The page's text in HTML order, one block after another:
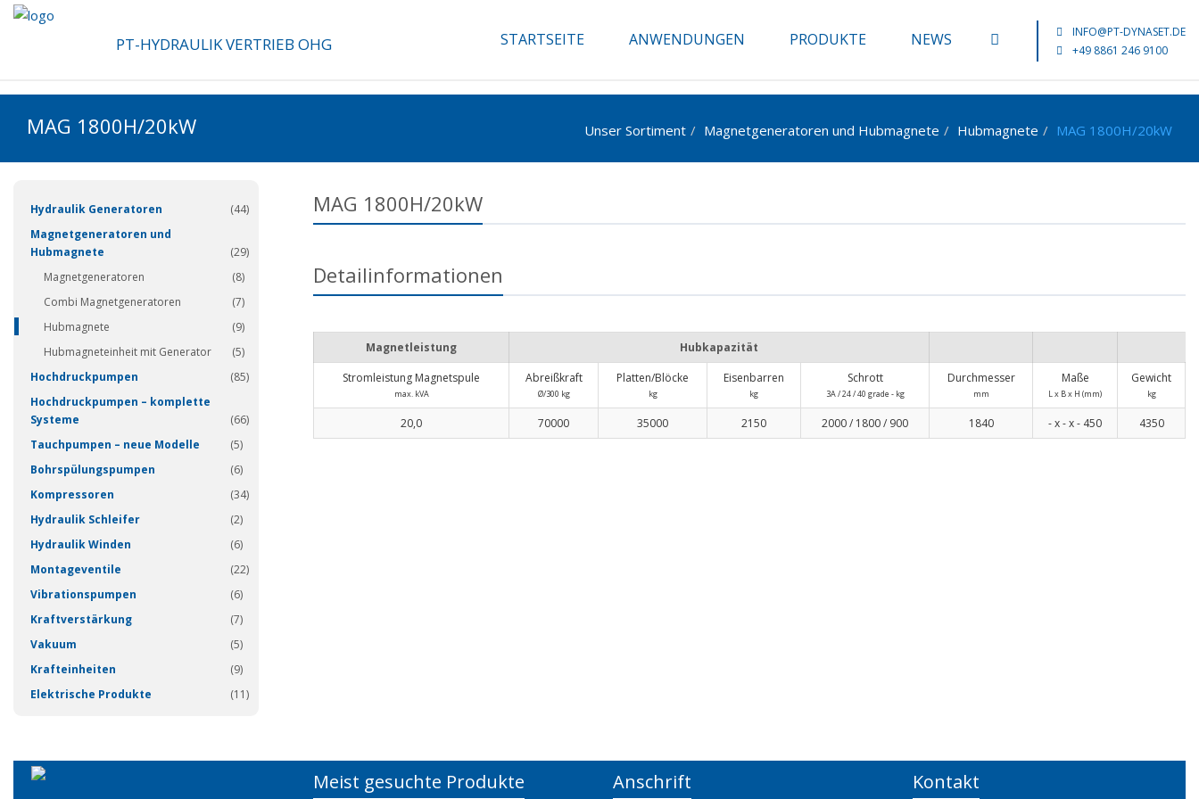
PT-HYDRAULIK VERTRIEB OHG STARTSEITE ANWENDUNGEN PRODUKTE NEWS
INFO@PT-DYNASET.DE
+49 8861 246 9100
MAG 1800H/20kW MAG 1800H/20kW
Hubmagnete
Magnetgeneratoren und Hubmagnete
Unser Sortiment
Hydraulik Generatoren
(44)
Magnetgeneratoren und
Hubmagnete
(29)
Magnetgeneratoren
(8)
Combi Magnetgeneratoren
(7)
Hubmagnete
(9)
Hubmagneteinheit mit Generator
(5)
Hochdruckpumpen
(85)
Hochdruckpumpen – komplette
Systeme
(66)
Tauchpumpen – neue Modelle
(5)
Bohrspülungspumpen
(6)
Kompressoren
(34)
Hydraulik Schleifer
(2)
Hydraulik Winden
(6)
Montageventile
(22)
Vibrationspumpen
(6)
Kraftverstärkung
(7)
Vakuum
(5)
Krafteinheiten
(9)
Elektrische Produkte
(11)
MAG 1800H/20kW
Detailinformationen
Magnetleistung
Hubkapazität
Stromleistung Magnetspule
max. kVA
Abreißkraft
Ø/300 kg
Platten/Blöcke
kg
Eisenbarren
kg
Schrott
3A / 24 / 40 grade - kg
Durchmesser
mm
Maße
L x B x H (mm)
Gewicht
kg
20,0 70000 35000 2150 2000 / 1800 / 900 1840 - x - x - 450 4350
Meist gesuchte Produkte Anschrift Kontakt